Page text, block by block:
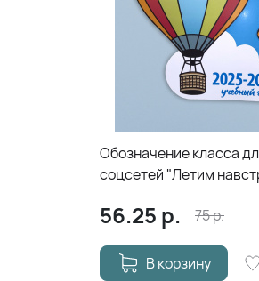
Обозначение класса
соцсетей "Летим
56.25 р. 75р.
В корзину